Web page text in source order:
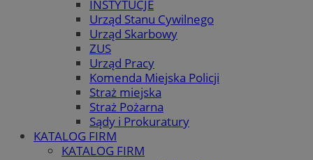
INSTYTUCJE
Urząd Stanu Cywilnego
Urząd Skarbowy
ZUS
Urząd Pracy
Komenda Miejska Policji
Straż miejska
Straż Pożarna
Sądy i Prokuratury
KATALOG FIRM
KATALOG FIRM